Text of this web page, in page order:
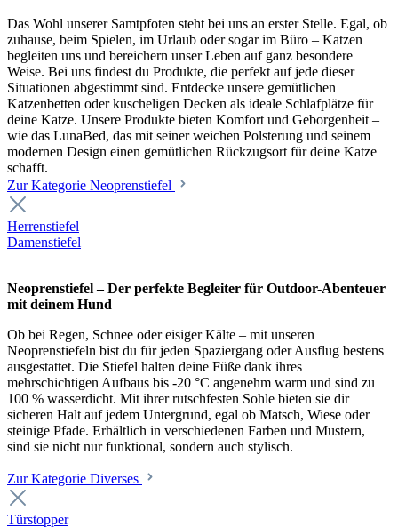
Das Wohl unserer Samtpfoten steht bei uns an erster Stelle. Egal, ob
zuhause, beim Spielen, im Urlaub oder sogar im Büro – Katzen
begleiten uns und bereichern unser Leben auf ganz besondere
Weise. Bei uns findest du Produkte, die perfekt auf jede dieser
Situationen abgestimmt sind. Entdecke unsere gemütlichen
Katzenbetten oder kuscheligen Decken als ideale Schlafplätze für
deine Katze. Unsere Produkte bieten Komfort und Geborgenheit –
wie das LunaBed, das mit seiner weichen Polsterung und seinem
modernen Design einen gemütlichen Rückzugsort für deine Katze
schafft.
Zur Kategorie Neoprenstiefel
Herrenstiefel
Damenstiefel
Neoprenstiefel – Der perfekte Begleiter für Outdoor-Abenteuer
mit deinem Hund
Ob bei Regen, Schnee oder eisiger Kälte – mit unseren
Neoprenstiefeln bist du für jeden Spaziergang oder Ausflug bestens
ausgestattet. Die Stiefel halten deine Füße dank ihres
mehrschichtigen Aufbaus bis -20 °C angenehm warm und sind zu
100 % wasserdicht. Mit ihrer rutschfesten Sohle bieten sie dir
sicheren Halt auf jedem Untergrund, egal ob Matsch, Wiese oder
steinige Pfade. Erhältlich in verschiedenen Farben und Mustern,
sind sie nicht nur funktional, sondern auch stylisch.
Zur Kategorie Diverses
Türstopper